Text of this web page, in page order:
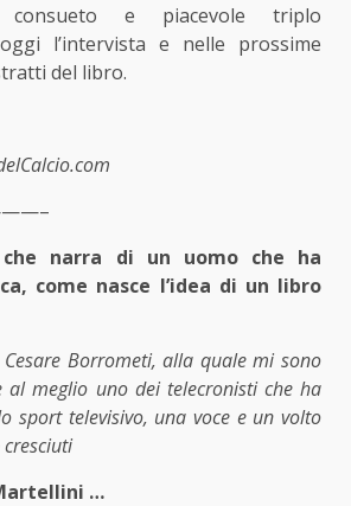
e piacevole triplo
l’intervista e nelle prossime
del libro.
narra di un uomo che ha
come nasce l’idea di un libro
Cesare Borrometi, alla quale mi sono
al meglio uno dei telecronisti che ha
sport televisivo, una voce e un volto
…